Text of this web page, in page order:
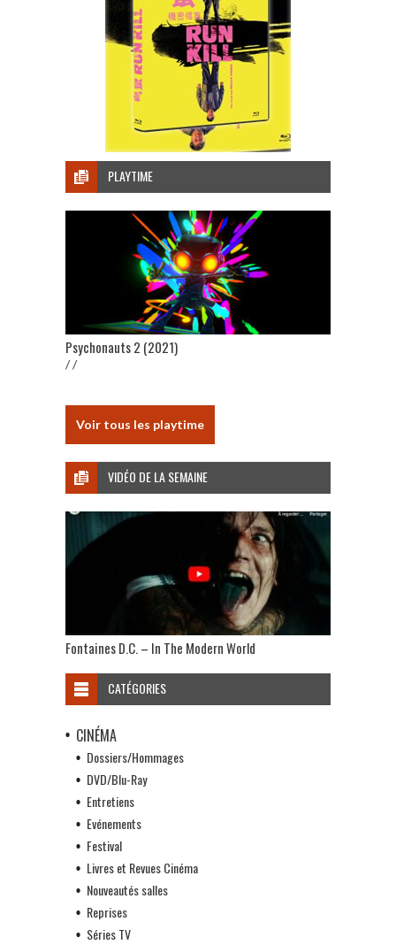
PLAYTIME
Psychonauts 2 (2021)
/ /
Voir tous les playtime
VIDÉO DE LA SEMAINE
Fontaines D.C. – In The Modern World
CATÉGORIES
CINÉMA
Dossiers/Hommages
DVD/Blu-Ray
Entretiens
Evénements
Festival
Livres et Revues Cinéma
Nouveautés salles
Reprises
Séries TV